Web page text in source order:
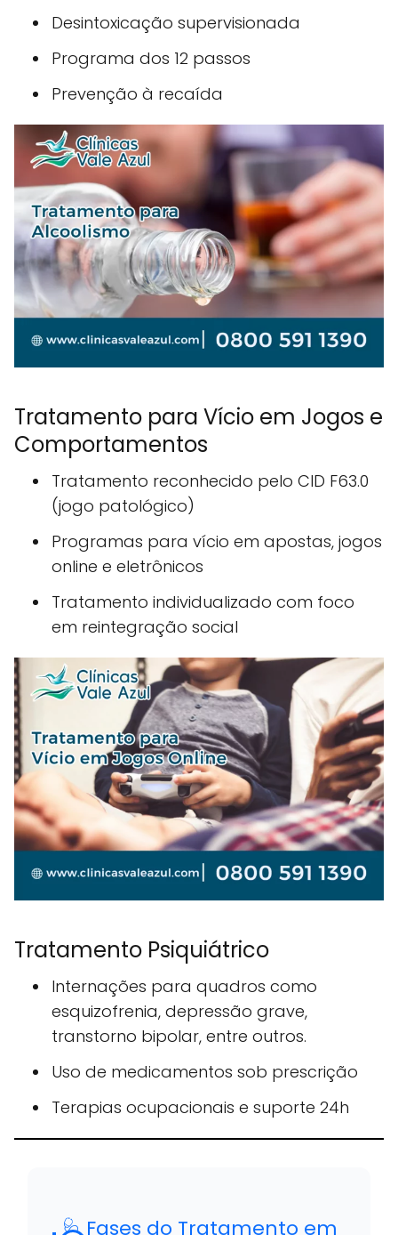
Desintoxicação supervisionada
Programa dos 12 passos
Prevenção à recaída
Tratamento para Vício em Jogos e
Comportamentos
Tratamento reconhecido pelo CID F63.0
(jogo patológico)
Programas para vício em apostas, jogos
online e eletrônicos
Tratamento individualizado com foco
em reintegração social
Tratamento Psiquiátrico
Internações para quadros como
esquizofrenia, depressão grave,
transtorno bipolar, entre outros.
Uso de medicamentos sob prescrição
Terapias ocupacionais e suporte 24h
🩺 Fases do Tratamento em